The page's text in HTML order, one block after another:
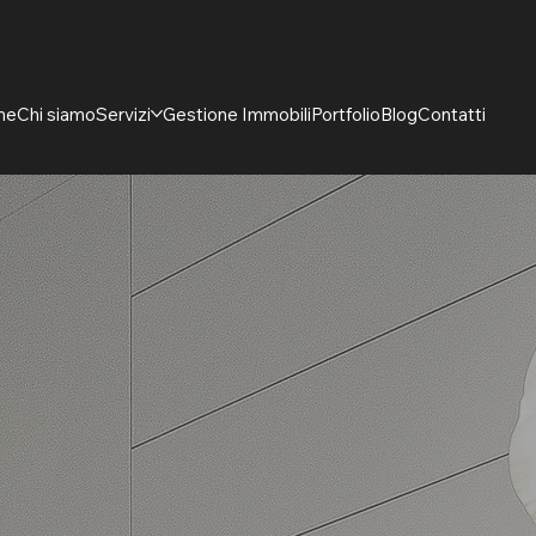
Chi siamoServizi Gestione ImmobiliPortfolioBlogContatti